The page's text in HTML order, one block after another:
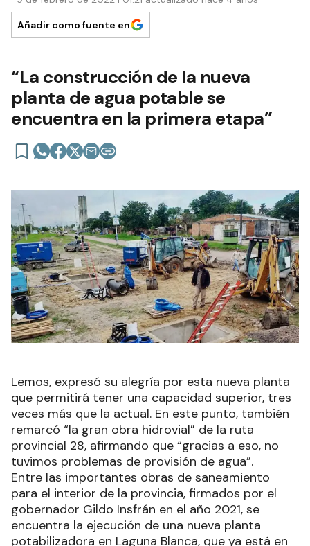
Añadir como fuente en
“La construcción de la nueva
planta de agua potable se
encuentra en la primera etapa”
Lemos, expresó su alegría por esta nueva planta
que permitirá tener una capacidad superior, tres
veces más que la actual. En este punto, también
remarcó “la gran obra hidrovial” de la ruta
provincial 28, afirmando que “gracias a eso, no
tuvimos problemas de provisión de agua”.
Entre las importantes obras de saneamiento
para el interior de la provincia, firmados por el
gobernador Gildo Insfrán en el año 2021, se
encuentra la ejecución de una nueva planta
potabilizadora en Laguna Blanca, que ya está en